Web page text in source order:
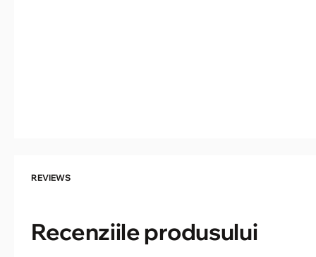
REVIEWS
Recenziile produsului